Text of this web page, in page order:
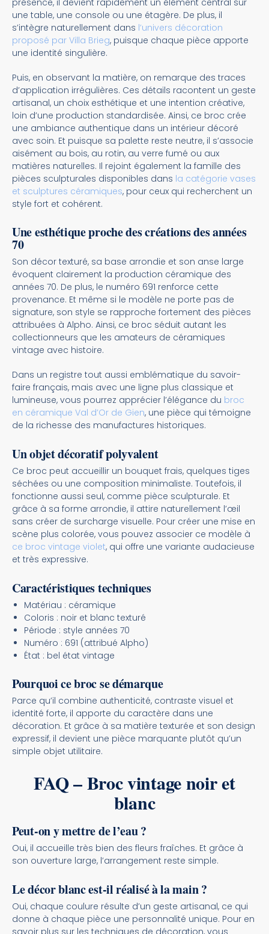
présence, il devient rapidement un élément central sur
une table, une console ou une étagère. De plus, il
s’intègre naturellement dans l’univers décoration
proposé par Villa Brieg, puisque chaque pièce apporte
une identité singulière.
Puis, en observant la matière, on remarque des traces
d’application irrégulières. Ces détails racontent un geste
artisanal, un choix esthétique et une intention créative,
loin d’une production standardisée. Ainsi, ce broc crée
une ambiance authentique dans un intérieur décoré
avec soin. Et puisque sa palette reste neutre, il s’associe
aisément au bois, au rotin, au verre fumé ou aux
matières naturelles. Il rejoint également la famille des
pièces sculpturales disponibles dans la catégorie vases
et sculptures céramiques, pour ceux qui recherchent un
style fort et cohérent.
Une esthétique proche des créations des années
70
Son décor texturé, sa base arrondie et son anse large
évoquent clairement la production céramique des
années 70. De plus, le numéro 691 renforce cette
provenance. Et même si le modèle ne porte pas de
signature, son style se rapproche fortement des pièces
attribuées à Alpho. Ainsi, ce broc séduit autant les
collectionneurs que les amateurs de céramiques
vintage avec histoire.
Dans un registre tout aussi emblématique du savoir-
faire français, mais avec une ligne plus classique et
lumineuse, vous pourrez apprécier l’élégance du broc
en céramique Val d’Or de Gien, une pièce qui témoigne
de la richesse des manufactures historiques.
Un objet décoratif polyvalent
Ce broc peut accueillir un bouquet frais, quelques tiges
séchées ou une composition minimaliste. Toutefois, il
fonctionne aussi seul, comme pièce sculpturale. Et
grâce à sa forme arrondie, il attire naturellement l’œil
sans créer de surcharge visuelle. Pour créer une mise en
scène plus colorée, vous pouvez associer ce modèle à
ce broc vintage violet, qui offre une variante audacieuse
et très expressive.
Caractéristiques techniques
Matériau : céramique
Coloris : noir et blanc texturé
Période : style années 70
Numéro : 691 (attribué Alpho)
État : bel état vintage
Pourquoi ce broc se démarque
Parce qu’il combine authenticité, contraste visuel et
identité forte, il apporte du caractère dans une
décoration. Et grâce à sa matière texturée et son design
expressif, il devient une pièce marquante plutôt qu’un
simple objet utilitaire.
FAQ – Broc vintage noir et
blanc
Peut-on y mettre de l’eau ?
Oui, il accueille très bien des fleurs fraîches. Et grâce à
son ouverture large, l’arrangement reste simple.
Le décor blanc est-il réalisé à la main ?
Oui, chaque coulure résulte d’un geste artisanal, ce qui
donne à chaque pièce une personnalité unique. Pour en